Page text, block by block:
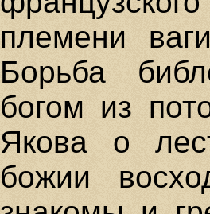
племени
Борьба
богом из
Якова о
божии